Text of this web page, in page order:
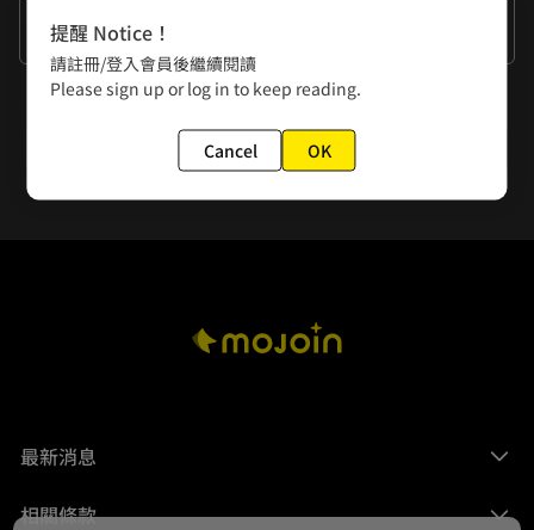
狐狐第一次當下面，實在太恥辱了（興奮）
下一話
第十九話 沙灘奔跑二人組
最新消息
相關條款
提醒 Notice！
請註冊/登入會員後繼續閱讀
Please sign up or log in to keep reading.
Cancel OK